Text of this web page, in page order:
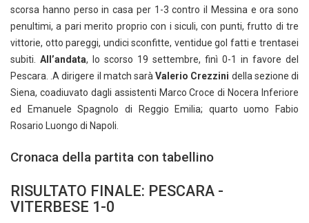
scorsa hanno perso in casa per 1-3 contro il Messina e ora sono
penultimi, a pari merito proprio con i siculi, con punti, frutto di tre
vittorie, otto pareggi, undici sconfitte, ventidue gol fatti e trentasei
subiti. All’andata, lo scorso 19 settembre, finì 0-1 in favore del
Pescara. .A dirigere il match saràValerio Crezzini della sezione di
Siena, coadiuvato dagli assistenti Marco Croce di Nocera Inferiore
ed Emanuele Spagnolo di Reggio Emilia; quarto uomo Fabio
Rosario Luongo di Napoli.
Cronaca della partita con tabellino
RISULTATO FINALE: PESCARA -
VITERBESE 1-0